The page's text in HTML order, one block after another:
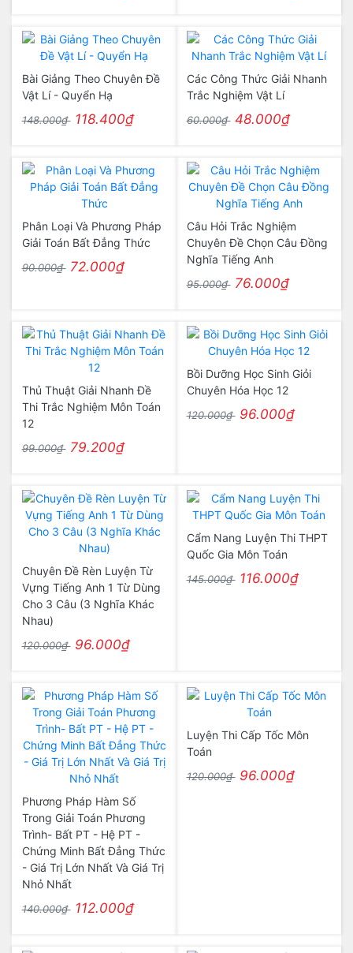
Bài Giảng Theo Chuyên Đề
Vật Lí - Quyển Hạ
148.000₫ 118.400₫
Các Công Thức Giải Nhanh
Trắc Nghiệm Vật Lí
60.000₫ 48.000₫
Phân Loại Và Phương Pháp
Giải Toán Bất Đẳng Thức
90.000₫ 72.000₫
Câu Hỏi Trắc Nghiệm
Chuyên Đề Chọn Câu Đồng
Nghĩa Tiếng Anh
95.000₫ 76.000₫
Thủ Thuật Giải Nhanh Đề
Thi Trắc Nghiệm Môn Toán
12
99.000₫ 79.200₫
Bồi Dưỡng Học Sinh Giỏi
Chuyên Hóa Học 12
120.000₫ 96.000₫
Chuyên Đề Rèn Luyện Từ
Vựng Tiếng Anh 1 Từ Dùng
Cho 3 Câu (3 Nghĩa Khác
Nhau)
120.000₫ 96.000₫
Cẩm Nang Luyện Thi THPT
Quốc Gia Môn Toán
145.000₫ 116.000₫
Phương Pháp Hàm Số
Trong Giải Toán Phương
Trình- Bất PT - Hệ PT -
Chứng Minh Bất Đẳng Thức
- Giá Trị Lớn Nhất Và Giá Trị
Nhỏ Nhất
140.000₫ 112.000₫
Luyện Thi Cấp Tốc Môn
Toán
120.000₫ 96.000₫